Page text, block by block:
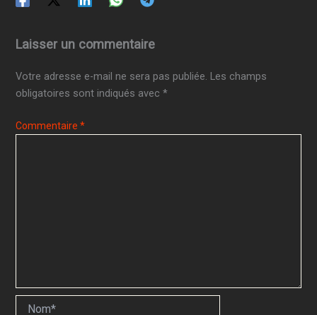
Laisser un commentaire
Votre adresse e-mail ne sera pas publiée. Les champs
obligatoires sont indiqués avec*
Commentaire*